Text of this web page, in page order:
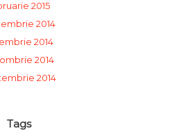
2015
2014
2014
2014
2014
Tags